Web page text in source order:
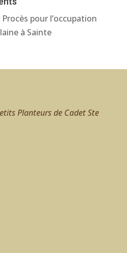
Procès pour l’occupation
à Sainte
Planteurs de Cadet Ste